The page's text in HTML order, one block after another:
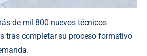
de mil 800 nuevos técnicos
tras completar su proceso formativo